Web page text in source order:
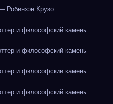
Робинзон Крузо
и философский камень
и философский камень
и философский камень
и философский камень